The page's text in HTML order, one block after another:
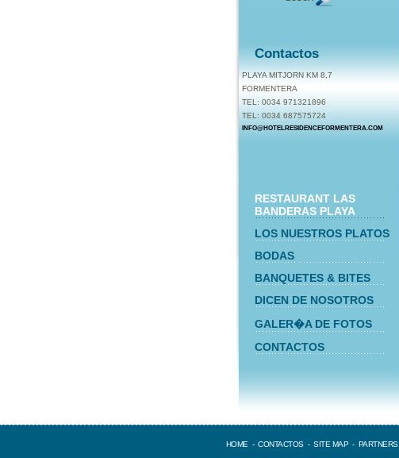
Contactos
PLAYA MITJORN KM 8,7
FORMENTERA
TEL: 0034 971321896
TEL: 0034 687575724
INFO@HOTELRESIDENCEFORMENTERA.COM
RESTAURANT LAS
BANDERAS PLAYA
LOS NUESTROS PLATOS
BODAS
BANQUETES & BITES
DICEN DE NOSOTROS
GALER�A DE FOTOS
CONTACTOS
HOME - CONTACTOS- SITE MAP- PARTNERS